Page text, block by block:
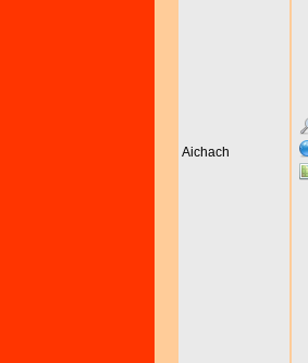
Aichach